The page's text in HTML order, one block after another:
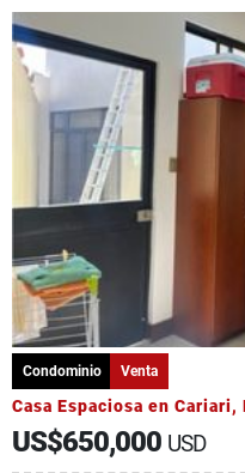
Condominio Venta
Casa Espaciosa en Cariari,
US$650,000 USD